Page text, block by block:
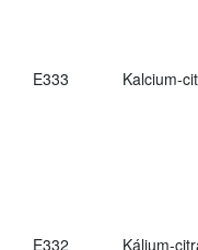
E333 Kalcium-
E332 Kálium-